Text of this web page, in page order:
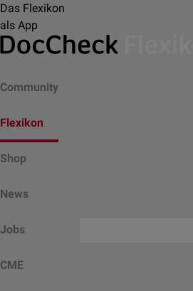
Das Flexikon
als App
Community
Flexikon
Shop
News
Jobs
CME